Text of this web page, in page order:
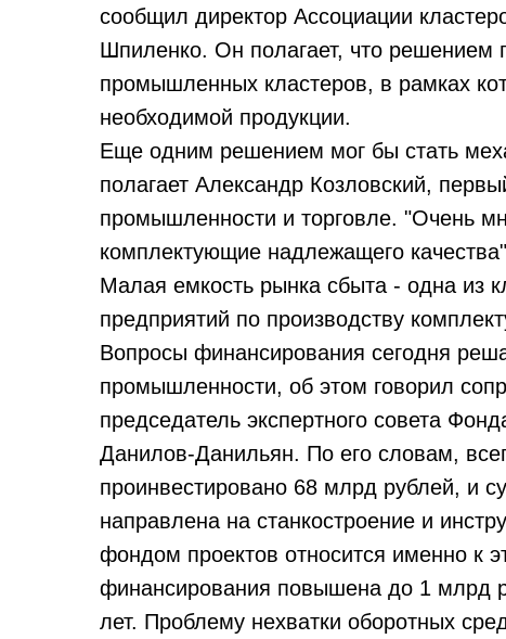
сообщил директор Ассоциации
Шпиленко. Он полагает, что решением
промышленных кластеров, в рамках
необходимой продукции.
Еще одним решением мог бы стать
полагает Александр Козловский,
промышленности и торговле. "Очень
комплектующие надлежащего
Малая емкость рынка сбыта - одна из
предприятий по производству
Вопросы финансирования сегодня
промышленности, об этом говорил
председатель экспертного совета
Данилов-Данильян. По его словам,
проинвестировано 68 млрд рублей, и
направлена на станкостроение и
фондом проектов относится именно к
финансирования повышена до 1 млрд
лет. Проблему нехватки оборотных